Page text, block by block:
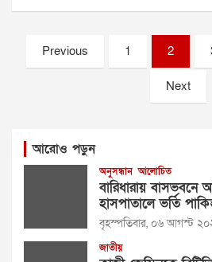
Posts
pagination
Previous 1 2
Next
আরোও পড়ুন
অনুসন্ধান আলোচিত
বারিধারায় বাসভবনে
হাসপাতালে ভর্তি
বৃহস্পতিবার, ০৬ আগস্ট
জাতীয়